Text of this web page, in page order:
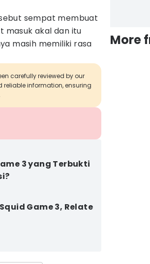
sempat membuat
masuk akal dan itu
masih memiliki rasa
carefully reviewed by our
reliable information, ensuring
3 yang Terbukti
Game 3, Relate
More